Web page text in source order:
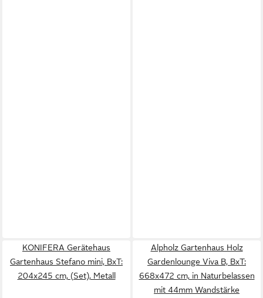
KONIFERA Gerätehaus
Gartenhaus Stefano mini, BxT:
204x245 cm, (Set), Metall
Alpholz Gartenhaus Holz
Gardenlounge Viva B, BxT:
668x472 cm, in Naturbelassen
mit 44mm Wandstärke